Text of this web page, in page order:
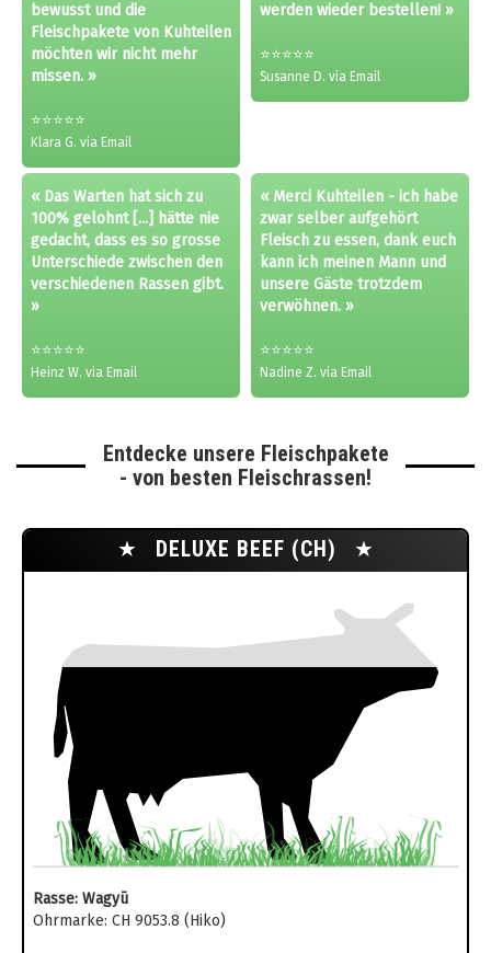
bewusst und die
Fleischpakete von Kuhteilen
möchten wir nicht mehr
missen. »
⭐⭐⭐⭐⭐
Klara G. via Email
werden wieder bestellen! »
⭐⭐⭐⭐⭐
Susanne D. via Email
« Das Warten hat sich zu
100% gelohnt [...] hätte nie
gedacht, dass es so grosse
Unterschiede zwischen den
verschiedenen Rassen gibt.
»
⭐⭐⭐⭐⭐
Heinz W. via Email
« Merci Kuhteilen - ich habe
zwar selber aufgehört
Fleisch zu essen, dank euch
kann ich meinen Mann und
unsere Gäste trotzdem
verwöhnen. »
⭐⭐⭐⭐⭐
Nadine Z. via Email
Entdecke unsere Fleischpakete
- von besten Fleischrassen!
★ DELUXE BEEF (CH) ★
Rasse: Wagyū
Ohrmarke: CH 9053.8 (Hiko)